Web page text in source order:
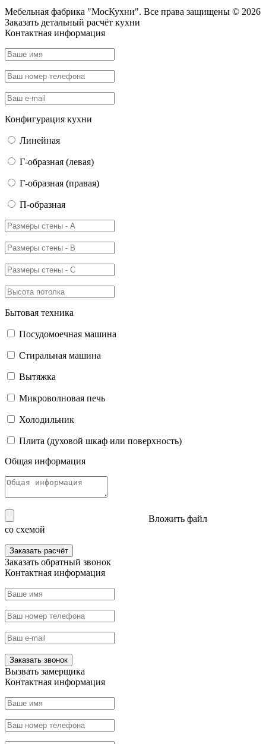
Мебельная фабрика "МосКухни". Все права защищены © 2026
Заказать детальный расчёт кухни
Контактная информация
Конфигурация кухни
Линейная
Г-образная (левая)
Г-образная (правая)
П-образная
Бытовая техника
Посудомоечная машина
Стиральная машина
Вытяжка
Микроволновая печь
Холодильник
Плита (духовой шкаф или поверхность)
Общая информация
Вложить файл
со схемой
Заказать расчёт
Заказать обратный звонок
Контактная информация
Заказать звонок
Вызвать замерщика
Контактная информация